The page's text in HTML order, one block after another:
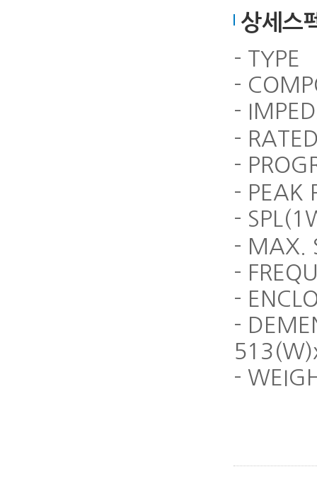
상세스
- TYPE
-
-
-
-
- PEAK
-
- MAX.
-
-
-
-